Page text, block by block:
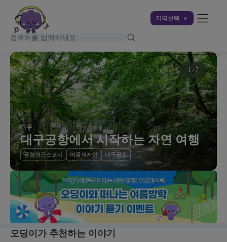
지역선택
대구
대구공항에서 시작하는 자연 여행
공항인근소도시 여름의자연 대구공항
1 / 7
오딩이가 추천하는 이야기